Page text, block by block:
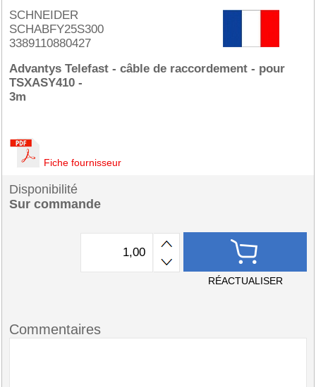
SCHNEIDER
SCHABFY25S300
3389110880427
Advantys Telefast - câble de raccordement - pour
TSXASY410 -
3m
Fiche fournisseur
Disponibilité
Sur commande
RÉACTUALISER
Commentaires